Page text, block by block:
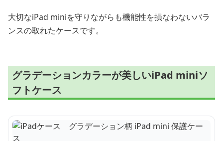
大切なiPad miniを守りながらも機能性を損なわないバラ
ンスの取れたケースです。
グラデーションカラーが美しいiPad miniソ
フトケース